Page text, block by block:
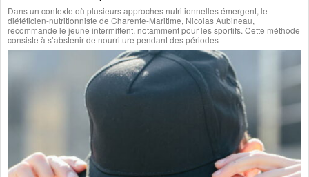
Dans un contexte où plusieurs approches nutritionnelles émergent, le
diététicien-nutritionniste de Charente-Maritime, Nicolas Aubineau,
recommande le jeûne intermittent, notamment pour les sportifs. Cette méthode
consiste à s’abstenir de nourriture pendant des périodes